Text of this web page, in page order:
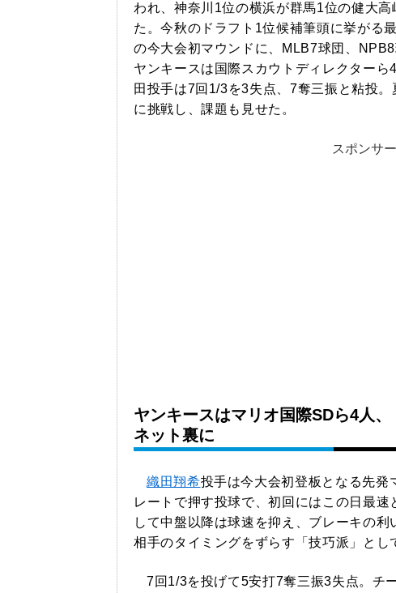
われ、神奈川1位の横浜が群馬1位の健大
た。今秋のドラフト1位候補筆頭に挙がる
の今大会初マウンドに、MLB7球団、
ヤンキースは国際スカウトディレクター
田投手は7回1/3を3失点、7奪三振と粘投。
に挑戦し、課題も見せた。
スポンサ
ヤンキースはマリオ国際SDら4人
ネット裏に
織田翔希投手は今大会初登板となる先発
レートで押す投球で、初回にはこの日最
して中盤以降は球速を抑え、ブレーキの
相手のタイミングをずらす「技巧派」とし
7回1/3を投げて5安打7奪三振3失点。チ